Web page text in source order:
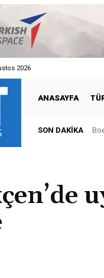
2026
ANASAYFA
SON DAKIKA